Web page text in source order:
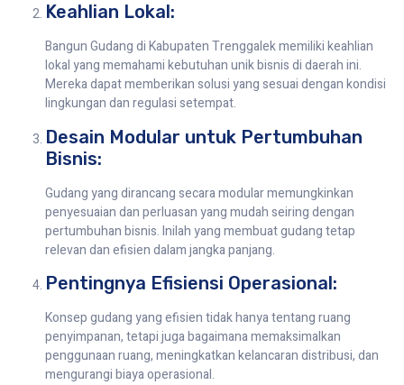
Keahlian Lokal:
Bangun Gudang di Kabupaten Trenggalek memiliki keahlian
lokal yang memahami kebutuhan unik bisnis di daerah ini.
Mereka dapat memberikan solusi yang sesuai dengan kondisi
lingkungan dan regulasi setempat.
Desain Modular untuk Pertumbuhan
Bisnis:
Gudang yang dirancang secara modular memungkinkan
penyesuaian dan perluasan yang mudah seiring dengan
pertumbuhan bisnis. Inilah yang membuat gudang tetap
relevan dan efisien dalam jangka panjang.
Pentingnya Efisiensi Operasional:
Konsep gudang yang efisien tidak hanya tentang ruang
penyimpanan, tetapi juga bagaimana memaksimalkan
penggunaan ruang, meningkatkan kelancaran distribusi, dan
mengurangi biaya operasional.